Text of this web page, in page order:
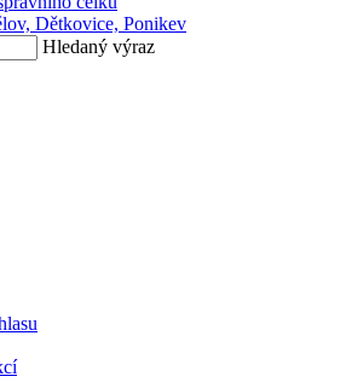
Dětkovice, Ponikev
Hledaný výraz